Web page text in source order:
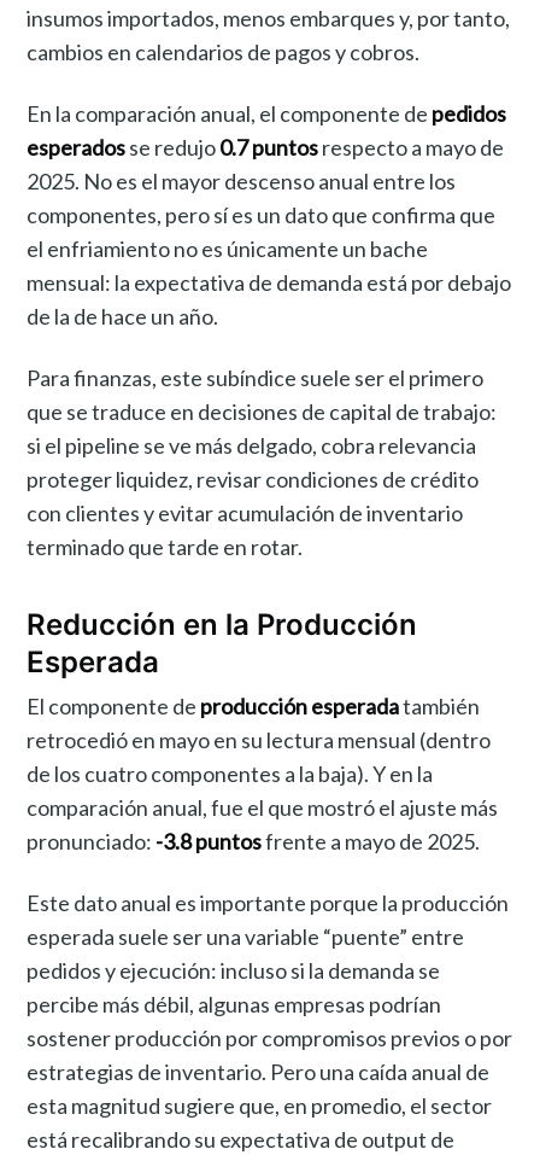
insumos importados, menos embarques y, por tanto,
cambios en calendarios de pagos y cobros.
En la comparación anual, el componente de pedidos
esperadosse redujo0.7 puntosrespecto a mayo de
2025. No es el mayor descenso anual entre los
componentes, pero sí es un dato que confirma que
el enfriamiento no es únicamente un bache
mensual: la expectativa de demanda está por debajo
de la de hace un año.
Para finanzas, este subíndice suele ser el primero
que se traduce en decisiones de capital de trabajo:
si el pipeline se ve más delgado, cobra relevancia
proteger liquidez, revisar condiciones de crédito
con clientes y evitar acumulación de inventario
terminado que tarde en rotar.
Reducción en la Producción
Esperada
El componente de producción esperadatambién
retrocedió en mayo en su lectura mensual (dentro
de los cuatro componentes a la baja). Y en la
comparación anual, fue el que mostró el ajuste más
pronunciado: -3.8 puntosfrente a mayo de 2025.
Este dato anual es importante porque la producción
esperada suele ser una variable “puente” entre
pedidos y ejecución: incluso si la demanda se
percibe más débil, algunas empresas podrían
sostener producción por compromisos previos o por
estrategias de inventario. Pero una caída anual de
esta magnitud sugiere que, en promedio, el sector
está recalibrando su expectativa de output de